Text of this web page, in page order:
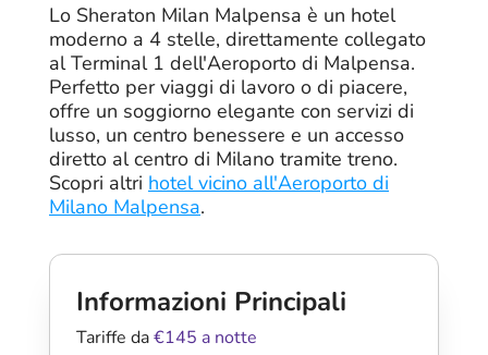
Lo Sheraton Milan Malpensa è un hotel
moderno a 4 stelle, direttamente collegato
al Terminal 1 dell'Aeroporto di Malpensa.
Perfetto per viaggi di lavoro o di piacere,
offre un soggiorno elegante con servizi di
lusso, un centro benessere e un accesso
diretto al centro di Milano tramite treno.
Scopri altri hotel vicino all'Aeroporto di
Milano Malpensa.
Informazioni Principali
Tariffe da€145 a notte